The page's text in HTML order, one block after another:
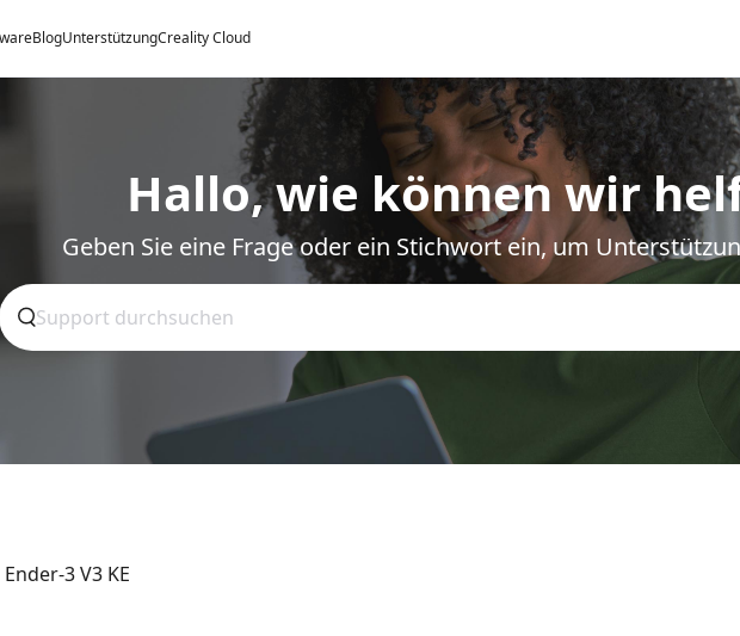
BlogUnterstützungCreality Cloud
Hallo, wie können wir
Geben Sie eine Frage oder ein Stichwort ein, um
Ender-3 V3 KE